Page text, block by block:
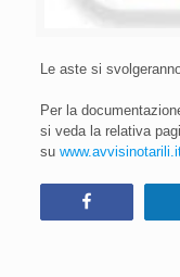
Le aste si
Per la
si veda la relativa
su